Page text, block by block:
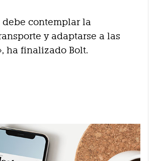
contemplar la
y adaptarse a las
ha finalizado Bolt.